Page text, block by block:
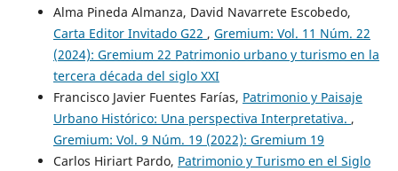
Alma Pineda Almanza, David Navarrete Escobedo,
Carta Editor Invitado G22 , Gremium: Vol. 11 Núm. 22
(2024): Gremium 22 Patrimonio urbano y turismo en la
tercera década del siglo XXI
Francisco Javier Fuentes Farías, Patrimonio y Paisaje
Urbano Histórico: Una perspectiva Interpretativa. ,
Gremium: Vol. 9 Núm. 19 (2022): Gremium 19
Carlos Hiriart Pardo, Patrimonio y Turismo en el Siglo